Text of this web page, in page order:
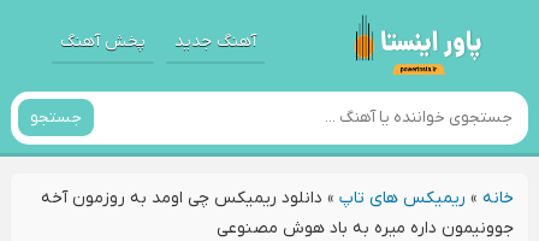
آهنگ جدید پخش آهنگ
جستجو
خانه» ریمیکس های تاپ» دانلود ریمیکس چی اومد به روزمون آخه
جوونیمون داره میره به باد هوش مصنوعی